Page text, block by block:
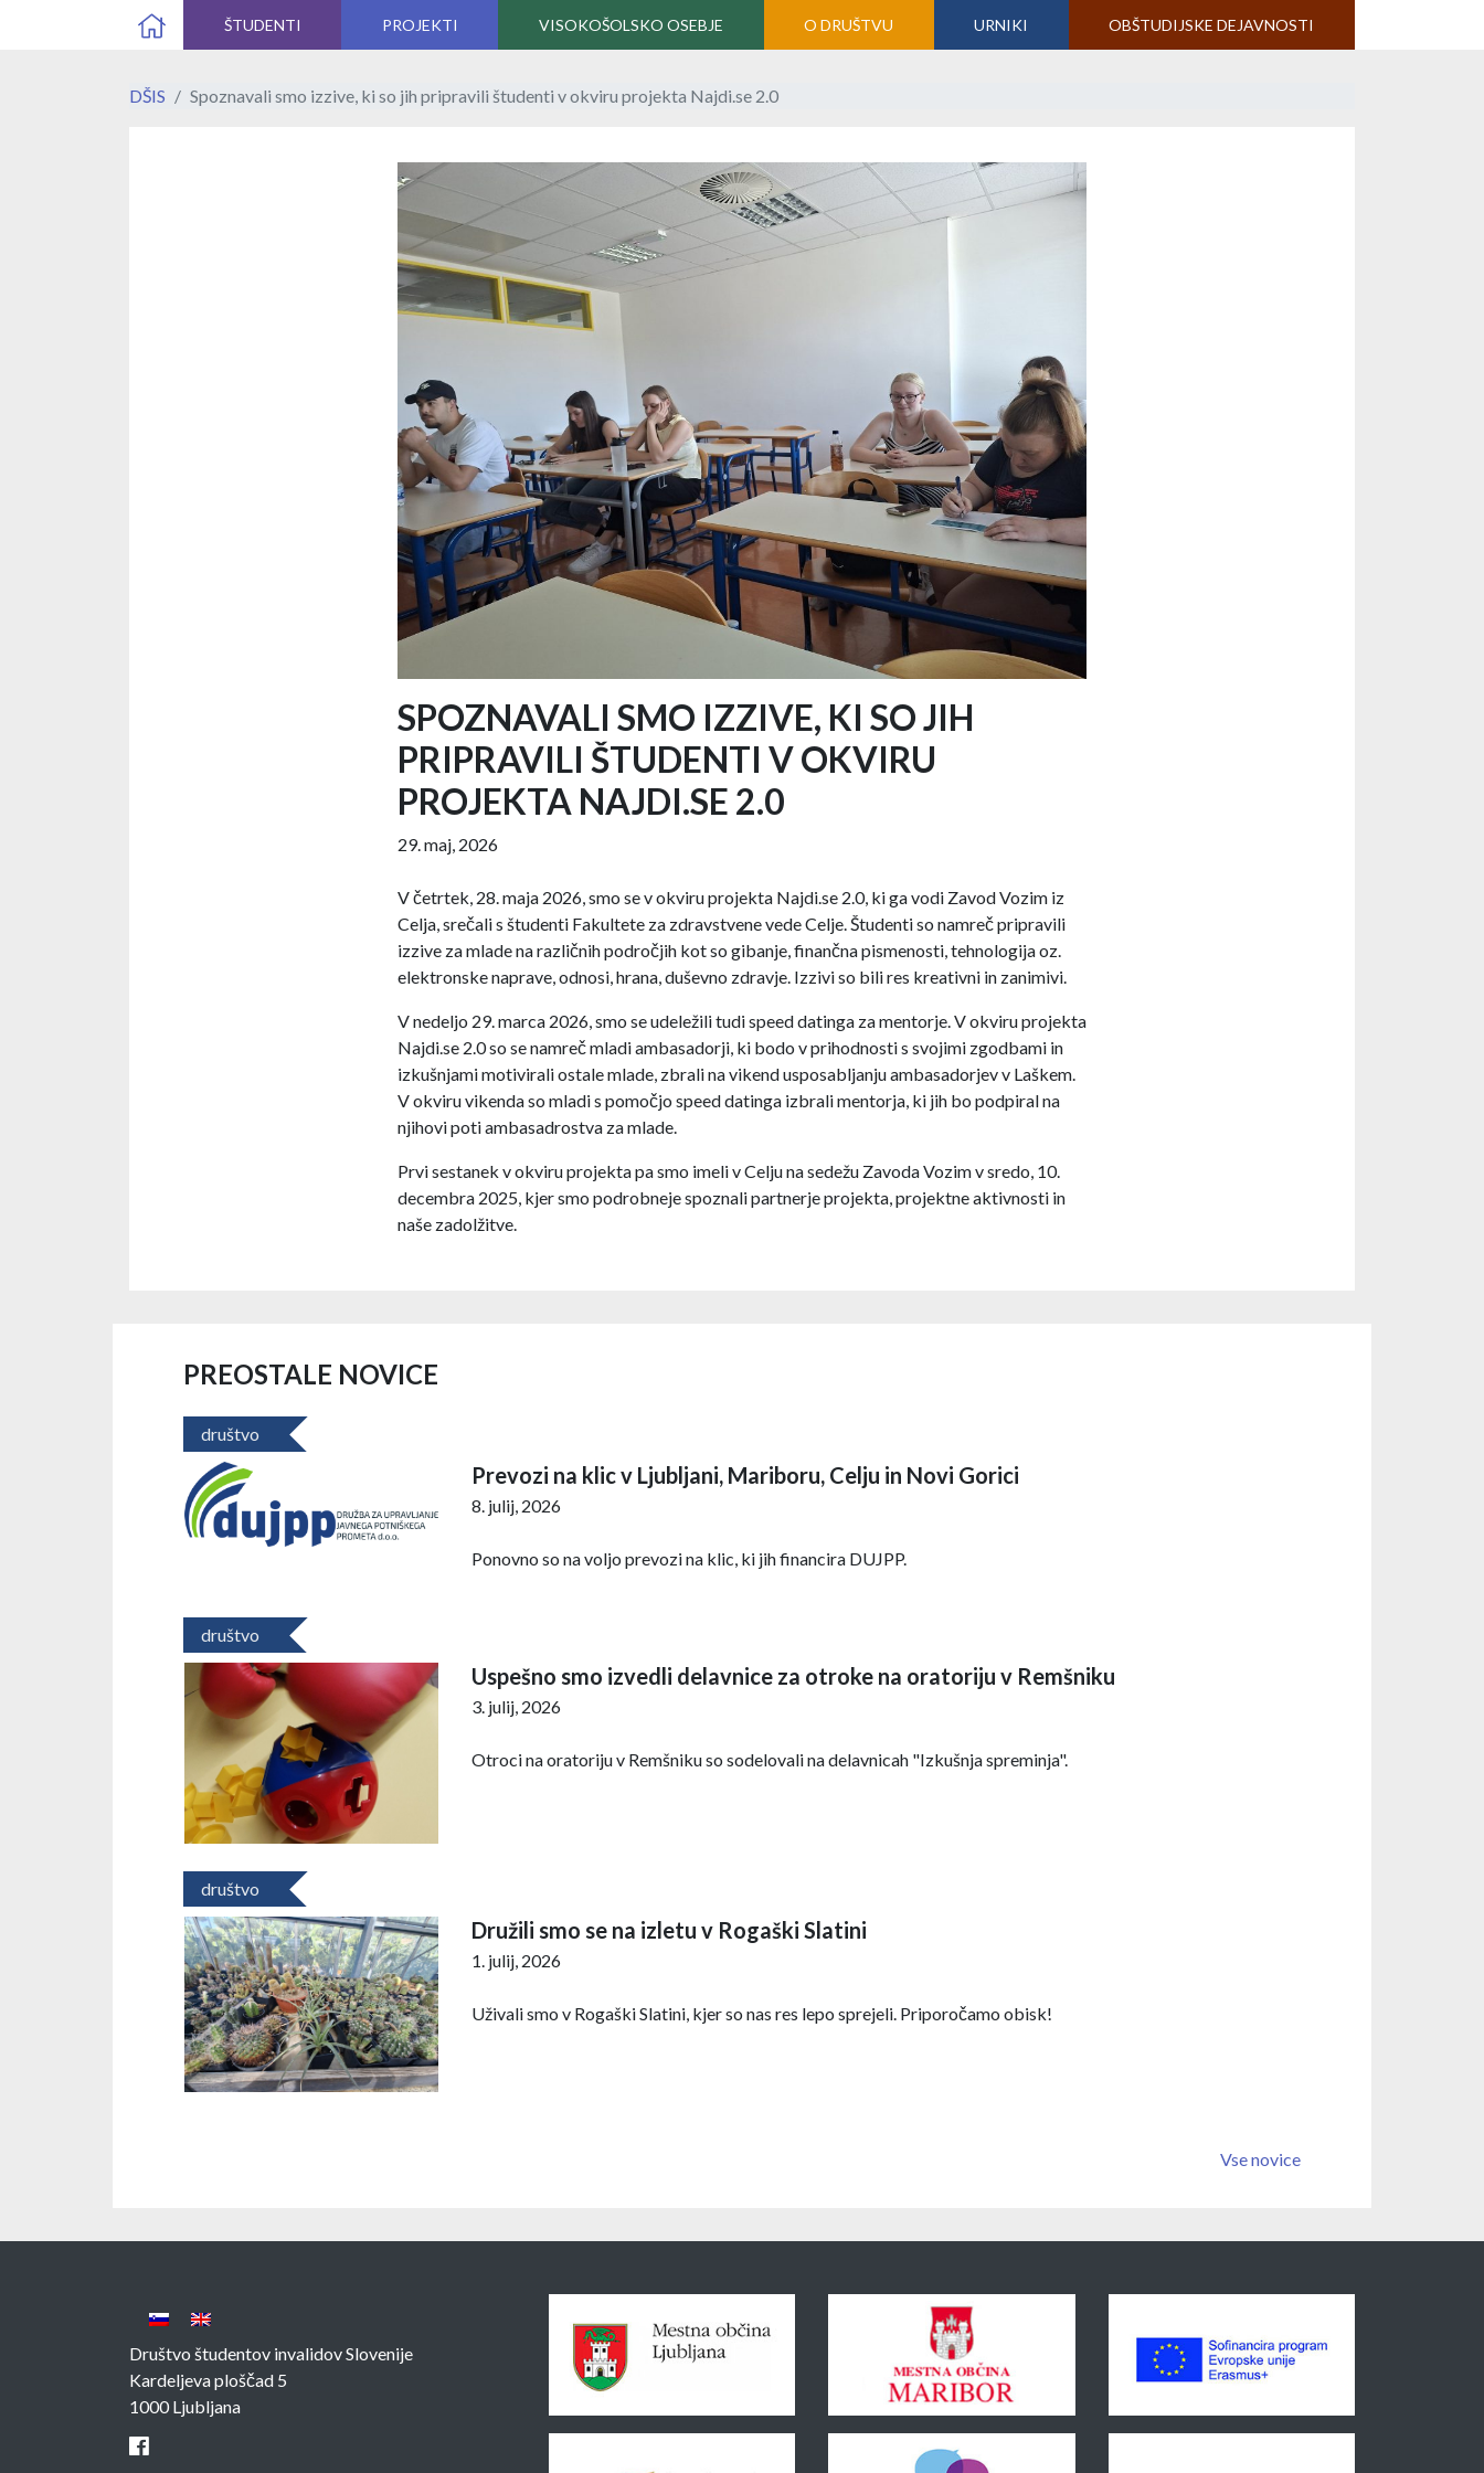
ŠTUDENTI PROJEKTI VISOKOŠOLSKO OSEBJE O DRUŠTVU URNIKI OBŠTUDIJSKE DEJAVNOSTI
DŠIS Spoznavali smo izzive, ki so jih pripravili študenti v okviru projekta Najdi.se 2.0
SPOZNAVALI SMO IZZIVE, KI SO JIH
PRIPRAVILI ŠTUDENTI V OKVIRU
PROJEKTA NAJDI.SE 2.0
29. maj, 2026
V četrtek, 28. maja 2026, smo se v okviru projekta Najdi.se 2.0, ki ga vodi Zavod Vozim iz
Celja, srečali s študenti Fakultete za zdravstvene vede Celje. Študenti so namreč pripravili
izzive za mlade na različnih področjih kot so gibanje, finančna pismenosti, tehnologija oz.
elektronske naprave, odnosi, hrana, duševno zdravje. Izzivi so bili res kreativni in zanimivi.
V nedeljo 29. marca 2026, smo se udeležili tudi speed datinga za mentorje. V okviru projekta
Najdi.se 2.0 so se namreč mladi ambasadorji, ki bodo v prihodnosti s svojimi zgodbami in
izkušnjami motivirali ostale mlade, zbrali na vikend usposabljanju ambasadorjev v Laškem.
V okviru vikenda so mladi s pomočjo speed datinga izbrali mentorja, ki jih bo podpiral na
njihovi poti ambasadrostva za mlade.
Prvi sestanek v okviru projekta pa smo imeli v Celju na sedežu Zavoda Vozim v sredo, 10.
decembra 2025, kjer smo podrobneje spoznali partnerje projekta, projektne aktivnosti in
naše zadolžitve.
PREOSTALE NOVICE
društvo
Prevozi na klic v Ljubljani, Mariboru, Celju in Novi Gorici
8. julij, 2026
Ponovno so na voljo prevozi na klic, ki jih financira DUJPP.
društvo
Uspešno smo izvedli delavnice za otroke na oratoriju v Remšniku
3. julij, 2026
Otroci na oratoriju v Remšniku so sodelovali na delavnicah "Izkušnja spreminja".
društvo
Družili smo se na izletu v Rogaški Slatini
1. julij, 2026
Uživali smo v Rogaški Slatini, kjer so nas res lepo sprejeli. Priporočamo obisk!
Vse novice
Društvo študentov invalidov Slovenije
Kardeljeva ploščad 5
1000 Ljubljana